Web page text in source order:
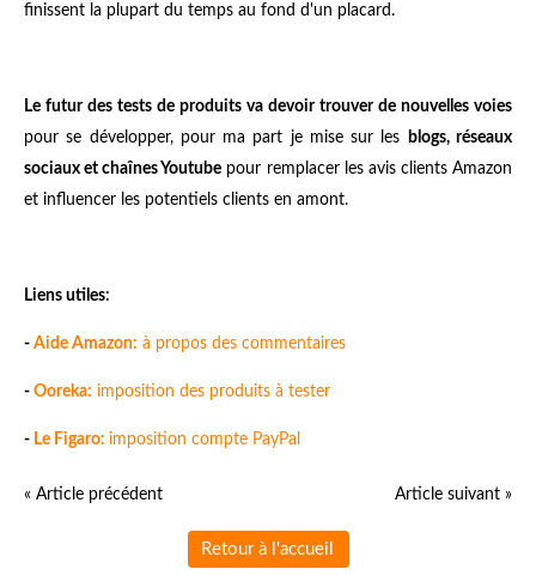
finissent la plupart du temps au fond d'un placard.
Le futur des tests de produits va devoir trouver de nouvelles voies
pour se développer, pour ma part je mise sur les
blogs, réseaux
sociaux et chaînes Youtube pour remplacer les avis clients Amazon
et influencer les potentiels clients en amont.
Liens utiles:
- Aide Amazon: à propos des commentaires
- Ooreka: imposition des produits à tester
- Le Figaro: imposition compte PayPal
« Article précédent Article suivant »
Retour à l'accueil